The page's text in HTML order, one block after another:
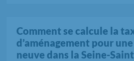
Comment se calcule la
d’aménagement pour
neuve dans la Seine-